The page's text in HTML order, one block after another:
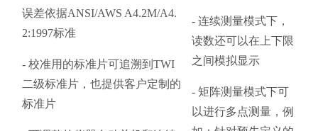
误差依据ANSI/AWS A4.2M/A4.
2:1997标准
- 校准用的标准片可追溯到TWI
二级标准片，也提供客户定制的
标准片
- 连续测量模式下，
读数还可以在上下限
之间模拟显示
- 矩阵测量模式下可
以进行多点测量，例